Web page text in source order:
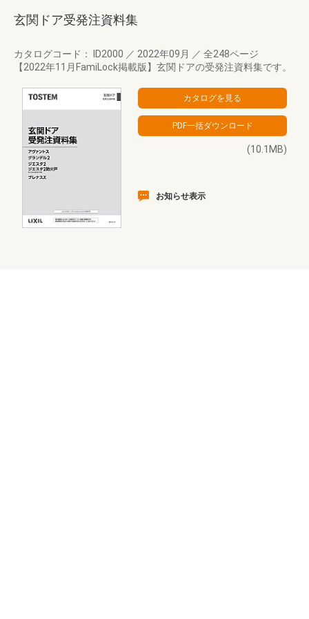
玄関ドア受発注資料集
カタログコード： ID2000 ／ 2022年09月 ／ 全248ページ
【2022年11月FamiLock掲載版】玄関ドアの受発注資料集です。
(10.1MB)
お知らせ表示